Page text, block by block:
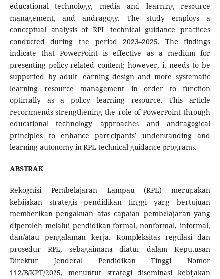
educational technology, media and learning resource
management, and andragogy. The study employs a
conceptual analysis of RPL technical guidance practices
conducted during the period 2023–2025. The findings
indicate that PowerPoint is effective as a medium for
presenting policy-related content; however, it needs to be
supported by adult learning design and more systematic
learning resource management in order to function
optimally as a policy learning resource. This article
recommends strengthening the role of PowerPoint through
educational technology approaches and andragogical
principles to enhance participants’ understanding and
learning autonomy in RPL technical guidance programs.
ABSTRAK
Rekognisi Pembelajaran Lampau (RPL) merupakan
kebijakan strategis pendidikan tinggi yang bertujuan
memberikan pengakuan atas capaian pembelajaran yang
diperoleh melalui pendidikan formal, nonformal, informal,
dan/atau pengalaman kerja. Kompleksitas regulasi dan
prosedur RPL, sebagaimana diatur dalam Keputusan
Direktur Jenderal Pendidikan Tinggi Nomor
112/B/KPT/2025, menuntut strategi diseminasi kebijakan